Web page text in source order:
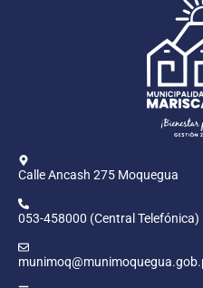
Calle Ancash 275 Moquegua
053-458000 (Central Telefónica)